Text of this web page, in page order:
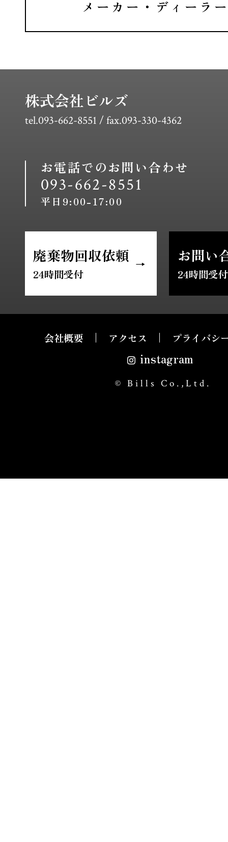
メーカー・ディーラ
株式会社ビルズ
tel.093-662-8551 / fax.093-330-4362
お電話でのお問い合わせ
093-662-8551
平日9:00-17:00
廃棄物回収依頼
24時間受付
お問い
24時間受付
会社概要 アクセス プライバシ
instagram
© Bills Co.,Ltd.